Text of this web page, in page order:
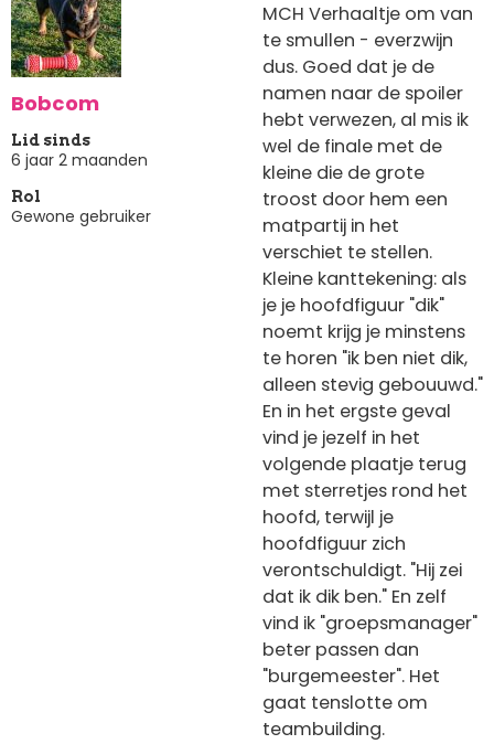
Bobcom
Lid sinds
6 jaar 2 maanden
Rol
Gewone gebruiker
MCH Verhaaltje om van
te smullen - everzwijn
dus. Goed dat je de
namen naar de spoiler
hebt verwezen, al mis ik
wel de finale met de
kleine die de grote
troost door hem een
matpartij in het
verschiet te stellen.
Kleine kanttekening: als
je je hoofdfiguur "dik"
noemt krijg je minstens
te horen "ik ben niet dik,
alleen stevig gebouuwd."
En in het ergste geval
vind je jezelf in het
volgende plaatje terug
met sterretjes rond het
hoofd, terwijl je
hoofdfiguur zich
verontschuldigt. "Hij zei
dat ik dik ben." En zelf
vind ik "groepsmanager"
beter passen dan
"burgemeester". Het
gaat tenslotte om
teambuilding.